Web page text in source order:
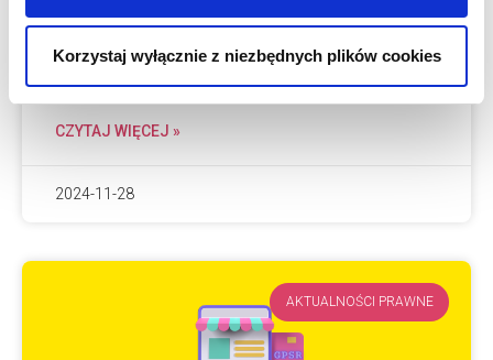
Korzystaj wyłącznie z niezbędnych plików cookies
producenta, importera
CZYTAJ WIĘCEJ »
2024-11-28
AKTUALNOŚCI PRAWNE